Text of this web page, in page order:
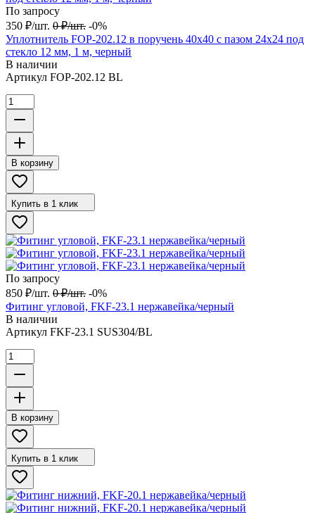
По запросу
350 ₽/шт. 0 ₽/шт. -0%
Уплотнитель FOP-202.12 в поручень 40х40 с пазом 24х24 под
стекло 12 мм, 1 м, черный
В наличии
Артикул FOP-202.12 BL
В корзину
Купить в 1 клик
По запросу
850 ₽/шт. 0 ₽/шт. -0%
Фитинг угловой, FKF-23.1 нержавейка/черный
В наличии
Артикул FKF-23.1 SUS304/BL
В корзину
Купить в 1 клик